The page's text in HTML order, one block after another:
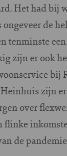
Het had bij
ongeveer de
tenminste
zijn er ook
bij
Heinhuis zijn
over
flinke
de